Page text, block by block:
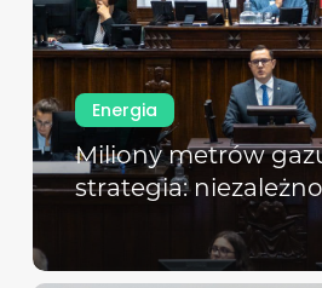
Energia
Miliony metrów
strategia: